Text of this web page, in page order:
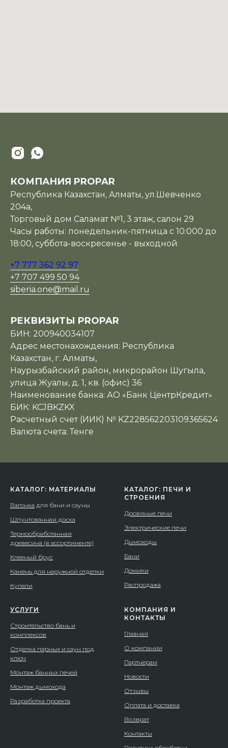
КОМПАНИЯ PROPAR
Республика Казахстан, Алматы, ул.Шевченко
204а,
Торговый дом Саламат №1, 3 этаж, салон 29
Часы работы: понедельник-пятница с 10:000 до
18:00, суббота-воскресенье - выходной
+7 777 362 92 97
+7 707 499 50 94
siberia.one@mail.ru
РЕКВИЗИТЫ PROPAR
БИН: 200940034107
Адрес местонахождения: Республика
Казахстан, г. Алматы,
Наурызбайский район, микрорайон Шугыла,
улица Жуалы, д. 1, кв. (офис) 36
Наименование банка: АО «Банк ЦентрКредит»
БИК: KCJBKZKX
Расчетный счет (ИИК) № KZ228562203109365624
Валюта счета: Тенге
КАТАЛОГ: МАТЕРИАЛЫ
Вагонка для бани и сауны
Шпунтованная доска
Термообработанная
древесина (в ассортименте)
Клееный брус
Камень для наружной отделки
Купели
КАТАЛОГ: ПЕЧИ И
СТРОЕНИЯ
Дровяные печи
Электрические печи
Дымоходы
Бани
Домики
Распродажа
УСЛУГИ
Строительство бань и
комплексов
Отделка парных и саун под
ключ
Монтаж банных печей
Монтаж дымохода
Разработка проекта
КОМПАНИЯ И
КОНТАКТЫ
Главная
О компании
Партнерам
Новости
Отзывы
Оплата и доставка
Возврат
Контакты